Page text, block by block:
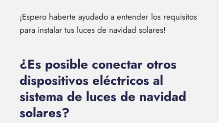
¡Espero haberte ayudado a entender los requisitos
para instalar tus luces de navidad solares!
¿Es posible conectar otros
dispositivos eléctricos al
sistema de luces de navidad
solares?